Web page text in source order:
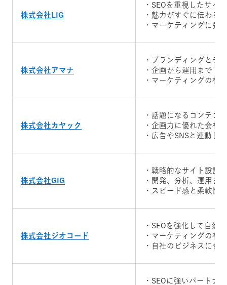
株式会社LIG
・SEOを重視したサイ
・魅力がすぐに伝わる
・マーケティングに強
株式会社アマナ
・ブランディングとデ
・企画から運用までト
・マーケティングの相
株式会社カヤック
・話題になるコンテン
・企画力に優れた会社
・広告やSNSと連動し
株式会社GIG
・戦略的なサイト設計
・開発、分析、運用ま
・スピード感と柔軟性
株式会社ジオコード
・SEOを強化して自然
・マーケティングの視
・自社のビジネスに合
・SEOに強いパートナ